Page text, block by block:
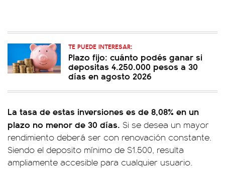
TE PUEDE INTERESAR:
Plazo fijo: cuánto podés ganar si
depositas 4.250.000 pesos a 30
días en agosto 2026
La tasa de estas inversiones es de 8,08% en un
plazo no menor de 30 días. Si se desea un mayor
rendimiento deberá ser con renovación constante.
Siendo el deposito mínimo de $1.500, resulta
ampliamente accesible para cualquier usuario.